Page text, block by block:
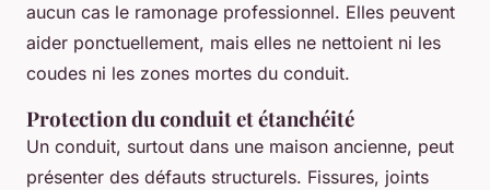
aucun cas le ramonage professionnel. Elles peuvent
aider ponctuellement, mais elles ne nettoient ni les
coudes ni les zones mortes du conduit.
Protection du conduit et étanchéité
Un conduit, surtout dans une maison ancienne, peut
présenter des défauts structurels. Fissures, joints